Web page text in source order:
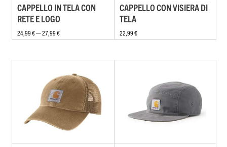
CAPPELLO IN TELA CON
RETE E LOGO
24,99 € — 27,99 €
CAPPELLO CON VISIERA DI
TELA
22,99 €